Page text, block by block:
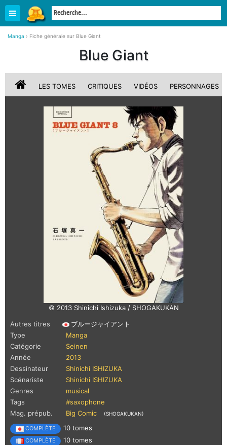
Manga › Fiche générale sur Blue Giant
Blue Giant
LES TOMES CRITIQUES VIDÉOS PERSONNAGES
© 2013 Shinichi Ishizuka / SHOGAKUKAN
Autres titres
ブルージャイアント
Type
Manga
Catégorie
Seinen
Année
2013
Dessinateur
Shinichi ISHIZUKA
Scénariste
Shinichi ISHIZUKA
Genres
musical
Tags
#saxophone
Mag. prépub.
Big Comic (SHOGAKUKAN)
COMPLÈTE 10 tomes
COMPLÈTE 10 tomes